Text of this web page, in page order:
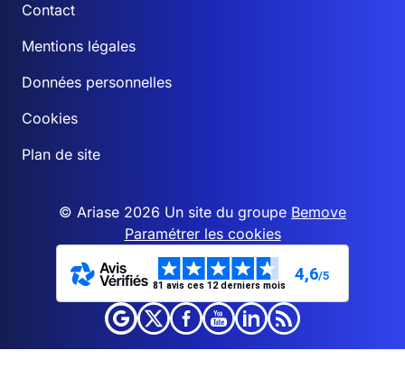
Contact
Mentions légales
Données personnelles
Cookies
Plan de site
© Ariase 2026 Un site du groupe Bemove
Paramétrer les cookies
81 avis ces 12 derniers mois
4,6/5